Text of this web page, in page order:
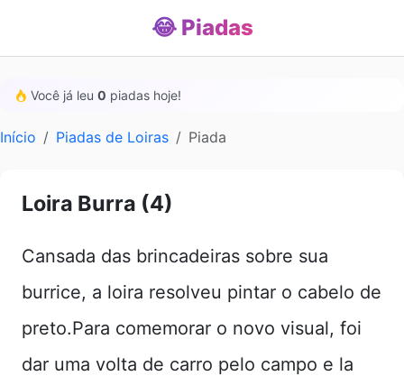
😂 Piadas
Você já leu 0 piadas hoje!
Início Piadas de Loiras Piada
Loira Burra (4)
Cansada das brincadeiras sobre sua
burrice, a loira resolveu pintar o cabelo de
preto.Para comemorar o novo visual, foi
dar uma volta de carro pelo campo e la